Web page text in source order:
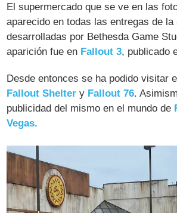
El supermercado que se ve en las
aparecido en todas las entregas de la
desarrolladas por Bethesda Game
aparición fue en Fallout 3, publicado
Desde entonces se ha podido visitar
Fallout Shelter y Fallout 76.
publicidad del mismo en el mundo de
Vegas.